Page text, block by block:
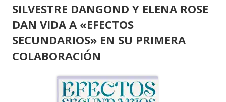
SILVESTRE DANGOND Y ELENA ROSE
DAN VIDA A «EFECTOS
SECUNDARIOS» EN SU PRIMERA
COLABORACIÓN